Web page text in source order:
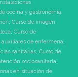
cocina y gastronomía,
, Curso de imagen
, Curso de
auxiliares de enfermería,
sanitarias, Curso de
sociosanitaria,
en situación de